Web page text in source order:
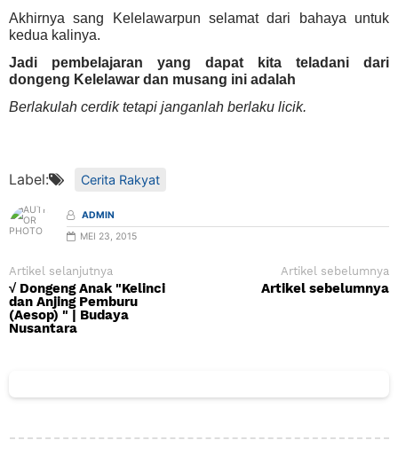
Akhirnya sang Kelelawarpun selamat dari bahaya untuk
kedua kalinya.
Jadi pembelajaran yang dapat kita teladani dari
dongeng Kelelawar dan musang ini adalah
Berlakulah cerdik tetapi janganlah berlaku licik.
Label: Cerita Rakyat
ADMIN
MEI 23, 2015
Artikel selanjutnya
√ Dongeng Anak "Kelinci
dan Anjing Pemburu
(Aesop) " | Budaya
Nusantara
Artikel sebelumnya
Artikel sebelumnya